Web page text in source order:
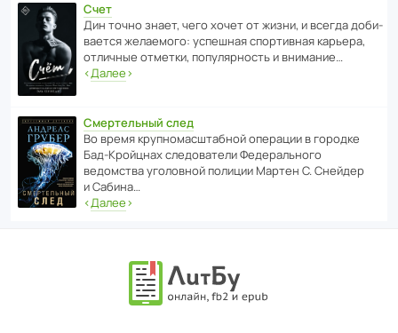
Счет
Дин точно знает, чего хочет от жизни, и всегда доби­
ва­ется жела­е­мого: успе­шная спор­ти­вная карьера,
отли­чные отметки, попу­ля­р­ность и внимание…
‹Далее›
Смертельный след
Во время круп­но­мас­ш­та­бной операции в городке
Бад‑Крой­цнах следо­ва­тели Феде­раль­ного
ведомства уголо­вной полиции Мартен С. Снейдер
и Сабина…
‹Далее›